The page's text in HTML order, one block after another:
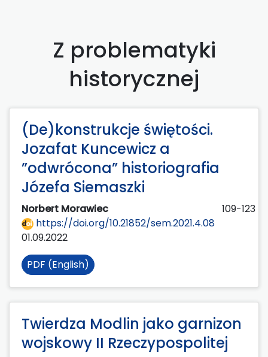
Z problematyki
historycznej
(De)konstrukcje świętości.
Jozafat Kuncewicz a
”odwrócona” historiografia
Józefa Siemaszki
Norbert Morawiec
109-123
https://doi.org/10.21852/sem.2021.4.08
01.09.2022
PDF (English)
Twierdza Modlin jako garnizon
wojskowy II Rzeczypospolitej